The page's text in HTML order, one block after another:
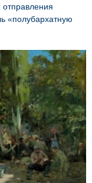
«полубархатную